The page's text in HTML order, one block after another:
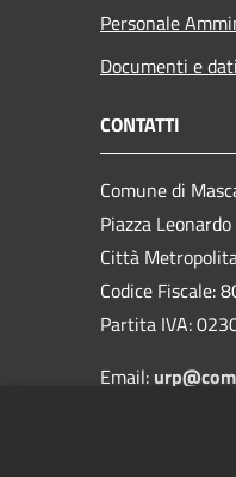
Personale
Documenti e dati
CONTATTI
Comune di
Piazza
Città
Codice Fiscale:
Partita IVA:
Email: